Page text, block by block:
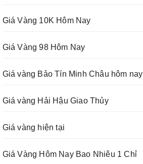
Giá Vàng 10K Hôm Nay
Giá Vàng 98 Hôm Nay
Giá vàng Bảo Tín Minh Châu hôm nay
Giá vàng Hải Hậu Giao Thủy
Giá vàng hiện tại
Giá Vàng Hôm Nay Bao Nhiêu 1 Chỉ